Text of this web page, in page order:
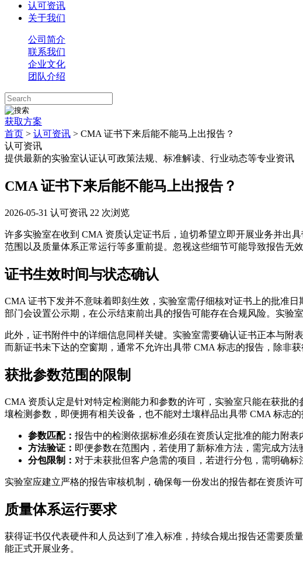
认可资讯
关于我们
公司简介
联系我们
企业文化
团队介绍
获取方案
首页 > 认可资讯 > CMA 证书下来后能不能马上出报告？
认可资讯
提供最新的实验室认证认可政策法规、标准解读、行业动态等专业资讯
CMA 证书下来后能不能马上出报告？
2026-05-31 认可资讯 22 次浏览
许多实验室在收到 CMA 资质认定证书后，迫切希望立即开展业务并出
范围以及质量体系正常运行等多重前提。忽视这些细节可能导致报告无
证书生效时间与状态确认
CMA 证书下发并不意味着即刻生效，实验室需仔细核对证书上的批准
部门会设置公示期，在公示结束前出具的报告可能存在合规风险。实验
此外，证书附件中的详细信息同样关键。实验室需要确认证书正本与附
而新证书未下达的空窗期，通常不允许出具带 CMA 标志的报告，除非获
获批参数范围的限制
CMA 资质认定是针对特定检测能力和参数的许可，实验室只能在获批
壤检测参数，即便拥有相关设备，也不能对土壤样品出具带 CMA 标志的
参数匹配： 报告中的检测依据标准必须在资质认定批准的能力附表
方法验证： 即便参数在范围内，若使用了新标准方法，需完成方法
分包限制： 对于未获批但客户急需的项目，若进行分包，需明确
实验室应建立严格的报告审核机制，确保每一份发出的报告都在资质许
质量体系运行要求
获得证书仅代表硬件和人员达到了准入标准，持续合规出报告还需要质
能正式开展业务。